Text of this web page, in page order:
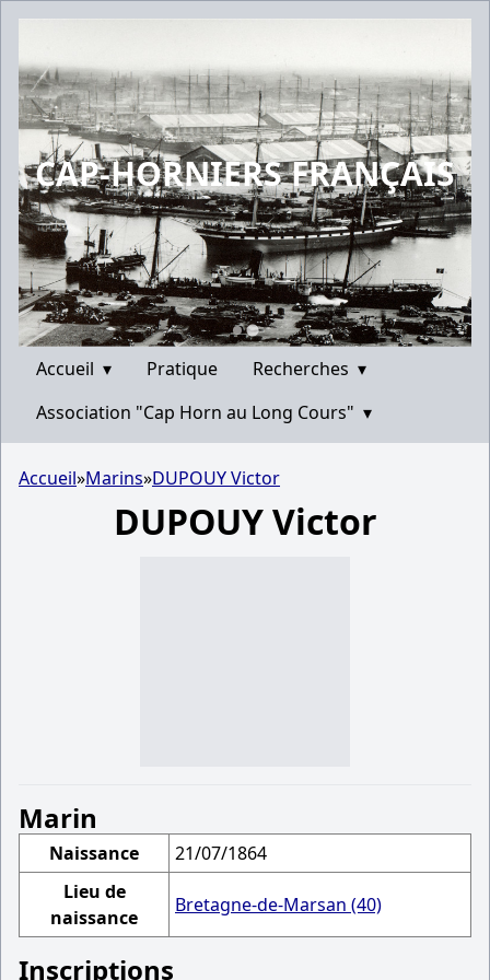
CAP-HORNIERS FRANÇAIS
Accueil ▾ Pratique Recherches ▾
Association "Cap Horn au Long Cours" ▾
Accueil»Marins»DUPOUY Victor
DUPOUY Victor
Marin
Naissance
21/07/1864
Lieu de
naissance
Bretagne-de-Marsan (40)
Inscriptions